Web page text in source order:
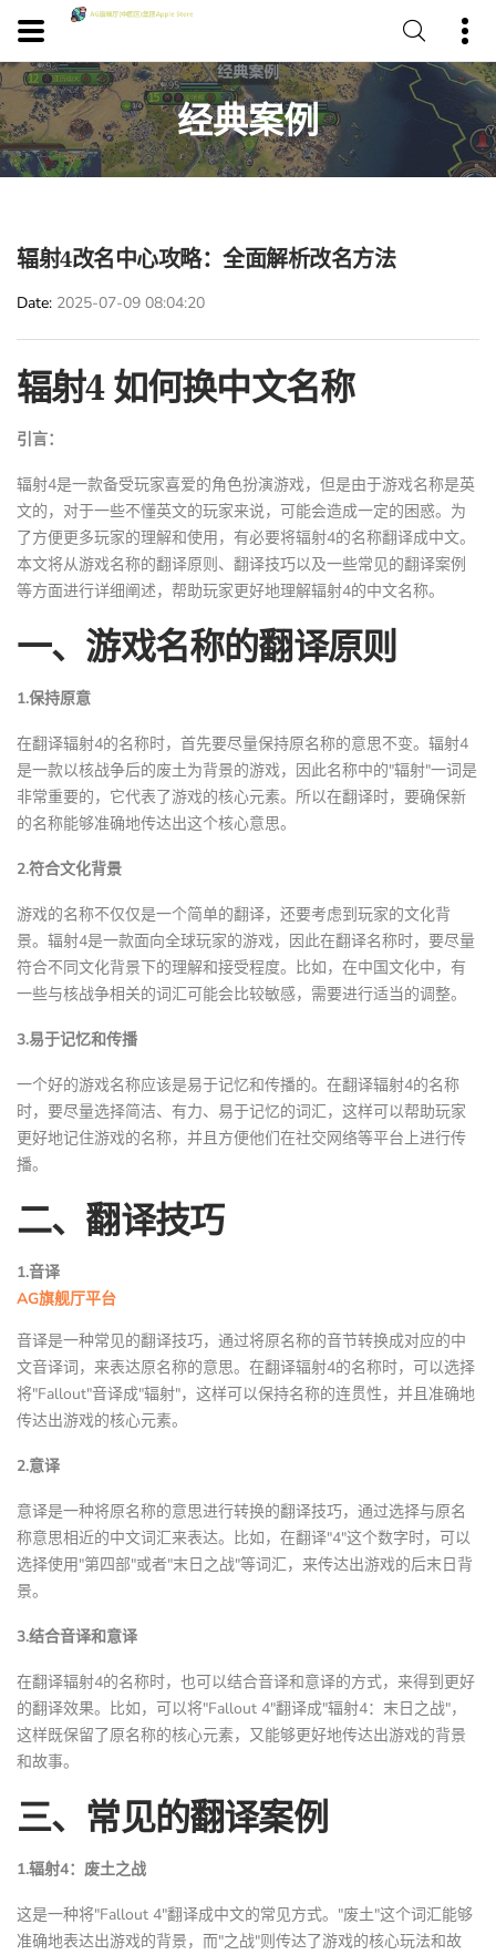
经典案例
辐射4改名中心攻略：全面解析改名方法
Date 2025-07-09 08:04:20
辐射4 如何换中文名称
引言：
辐射4是一款备受玩家喜爱的角色扮演游戏，但是由于游戏名称是英
文的，对于一些不懂英文的玩家来说，可能会造成一定的困惑。为
了方便更多玩家的理解和使用，有必要将辐射4的名称翻译成中文。
本文将从游戏名称的翻译原则、翻译技巧以及一些常见的翻译案例
等方面进行详细阐述，帮助玩家更好地理解辐射4的中文名称。
一、游戏名称的翻译原则
1.保持原意
在翻译辐射4的名称时，首先要尽量保持原名称的意思不变。辐射4
是一款以核战争后的废土为背景的游戏，因此名称中的"辐射"一词是
非常重要的，它代表了游戏的核心元素。所以在翻译时，要确保新
的名称能够准确地传达出这个核心意思。
2.符合文化背景
游戏的名称不仅仅是一个简单的翻译，还要考虑到玩家的文化背
景。辐射4是一款面向全球玩家的游戏，因此在翻译名称时，要尽量
符合不同文化背景下的理解和接受程度。比如，在中国文化中，有
一些与核战争相关的词汇可能会比较敏感，需要进行适当的调整。
3.易于记忆和传播
一个好的游戏名称应该是易于记忆和传播的。在翻译辐射4的名称
时，要尽量选择简洁、有力、易于记忆的词汇，这样可以帮助玩家
更好地记住游戏的名称，并且方便他们在社交网络等平台上进行传
播。
二、翻译技巧
1.音译
AG旗舰厅平台
音译是一种常见的翻译技巧，通过将原名称的音节转换成对应的中
文音译词，来表达原名称的意思。在翻译辐射4的名称时，可以选择
将"Fallout"音译成"辐射"，这样可以保持名称的连贯性，并且准确地
传达出游戏的核心元素。
2.意译
意译是一种将原名称的意思进行转换的翻译技巧，通过选择与原名
称意思相近的中文词汇来表达。比如，在翻译"4"这个数字时，可以
选择使用"第四部"或者"末日之战"等词汇，来传达出游戏的后末日背
景。
3.结合音译和意译
在翻译辐射4的名称时，也可以结合音译和意译的方式，来得到更好
的翻译效果。比如，可以将"Fallout 4"翻译成"辐射4：末日之战"，
这样既保留了原名称的核心元素，又能够更好地传达出游戏的背景
和故事。
三、常见的翻译案例
1.辐射4：废土之战
这是一种将"Fallout 4"翻译成中文的常见方式。"废土"这个词汇能够
准确地表达出游戏的背景，而"之战"则传达了游戏的核心玩法和故